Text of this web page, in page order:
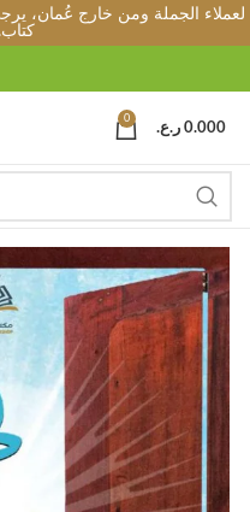
لعملاء الجملة ومن خارج عُمان،
كتاب.
0
0.000 ر.ع.